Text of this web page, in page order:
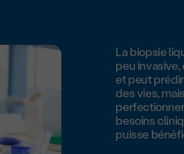
La biopsie
peu
et peut
des vies,
besoins
puisse